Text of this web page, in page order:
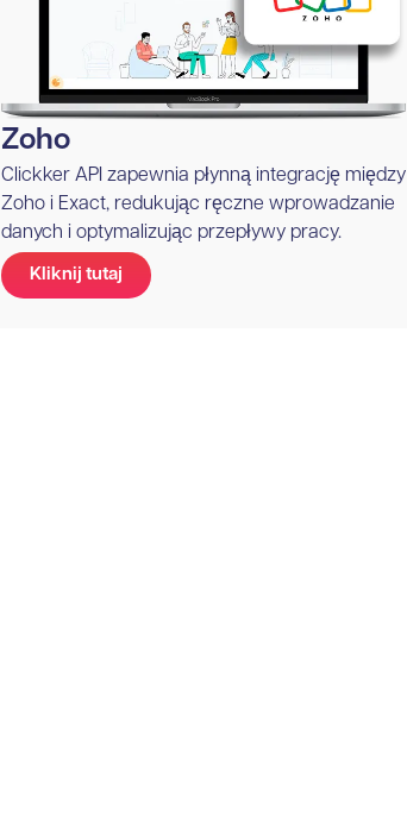
Zoho
Clickker API zapewnia płynną integrację między
Zoho i Exact, redukując ręczne wprowadzanie
danych i optymalizując przepływy pracy.
Kliknij tutaj